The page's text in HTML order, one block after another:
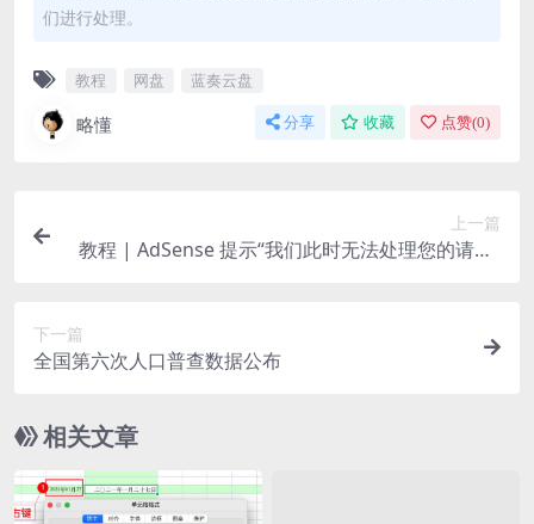
们进行处理。
教程 网盘 蓝奏云盘
略懂 分享 收藏 点赞(0)
上一篇
教程 | AdSense 提示“我们此时无法处理您的请求”
下一篇
全国第六次人口普查数据公布
相关文章